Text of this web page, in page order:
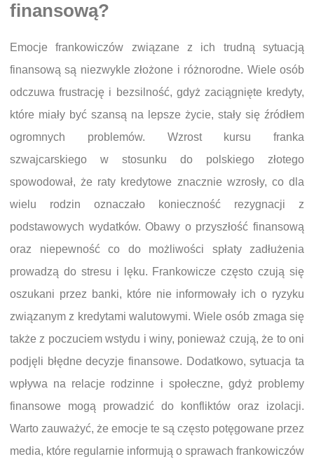
finansową?
Emocje frankowiczów związane z ich trudną sytuacją
finansową są niezwykle złożone i różnorodne. Wiele osób
odczuwa frustrację i bezsilność, gdyż zaciągnięte kredyty,
które miały być szansą na lepsze życie, stały się źródłem
ogromnych problemów. Wzrost kursu franka
szwajcarskiego w stosunku do polskiego złotego
spowodował, że raty kredytowe znacznie wzrosły, co dla
wielu rodzin oznaczało konieczność rezygnacji z
podstawowych wydatków. Obawy o przyszłość finansową
oraz niepewność co do możliwości spłaty zadłużenia
prowadzą do stresu i lęku. Frankowicze często czują się
oszukani przez banki, które nie informowały ich o ryzyku
związanym z kredytami walutowymi. Wiele osób zmaga się
także z poczuciem wstydu i winy, ponieważ czują, że to oni
podjęli błędne decyzje finansowe. Dodatkowo, sytuacja ta
wpływa na relacje rodzinne i społeczne, gdyż problemy
finansowe mogą prowadzić do konfliktów oraz izolacji.
Warto zauważyć, że emocje te są często potęgowane przez
media, które regularnie informują o sprawach frankowiczów